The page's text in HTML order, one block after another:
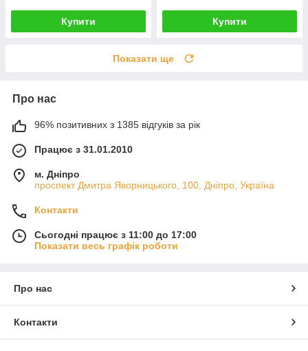
Купити Купити
Показати ще
Про нас
96% позитивних з 1385 відгуків за рік
Працює з 31.01.2010
м. Дніпро
проспект Дмитра Яворницького, 100, Дніпро, Україна
Контакти
Сьогодні працює з 11:00 до 17:00
Показати весь графік роботи
Про нас
Контакти